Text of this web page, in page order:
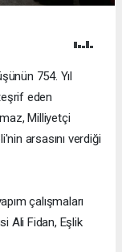
754. Yıl
eden
Milliyetçi
arsasını verdiği
çalışmaları
Ali Fidan, Eşlik